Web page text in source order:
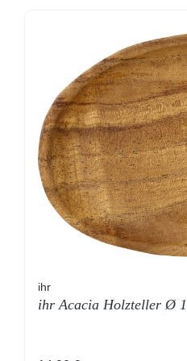
ihr
ihr Acacia Holzteller Ø